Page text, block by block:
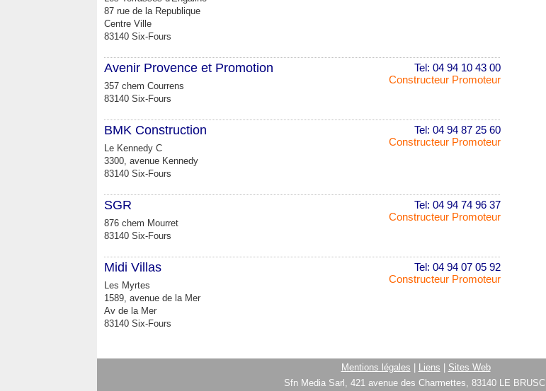
87 rue de la Republique
Centre Ville
83140 Six-Fours
Tel: 04 94 10 43 00
Constructeur Promoteur
Avenir Provence et Promotion
357 chem Courrens
83140 Six-Fours
Tel: 04 94 87 25 60
Constructeur Promoteur
BMK Construction
Le Kennedy C
3300, avenue Kennedy
83140 Six-Fours
Tel: 04 94 74 96 37
Constructeur Promoteur
SGR
876 chem Mourret
83140 Six-Fours
Tel: 04 94 07 05 92
Constructeur Promoteur
Midi Villas
Les Myrtes
1589, avenue de la Mer
Av de la Mer
83140 Six-Fours
Mentions légales Liens
Sites Web
Sfn Media Sarl, 421 avenue des Charmettes, 83140 LE BRUSC.